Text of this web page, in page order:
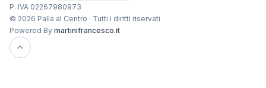
P. IVA 02267980973
© 2026 Palla al Centro · Tutti i diritti riservati
Powered By martinifrancesco.it